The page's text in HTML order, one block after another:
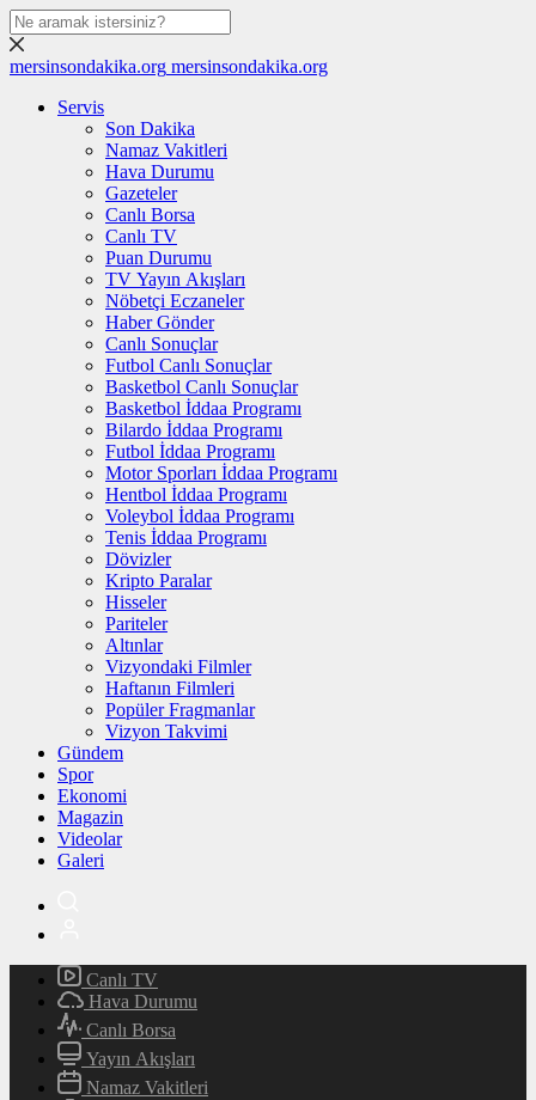
mersinsondakika.org mersinsondakika.org
Servis
Son Dakika
Namaz Vakitleri
Hava Durumu
Gazeteler
Canlı Borsa
Canlı TV
Puan Durumu
TV Yayın Akışları
Nöbetçi Eczaneler
Haber Gönder
Canlı Sonuçlar
Futbol Canlı Sonuçlar
Basketbol Canlı Sonuçlar
Basketbol İddaa Programı
Bilardo İddaa Programı
Futbol İddaa Programı
Motor Sporları İddaa Programı
Hentbol İddaa Programı
Voleybol İddaa Programı
Tenis İddaa Programı
Dövizler
Kripto Paralar
Hisseler
Pariteler
Altınlar
Vizyondaki Filmler
Haftanın Filmleri
Popüler Fragmanlar
Vizyon Takvimi
Gündem
Spor
Ekonomi
Magazin
Videolar
Galeri
Canlı TV
Hava Durumu
Canlı Borsa
Yayın Akışları
Namaz Vakitleri